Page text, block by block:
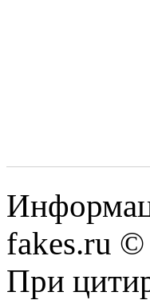
fakes.ru ©
При